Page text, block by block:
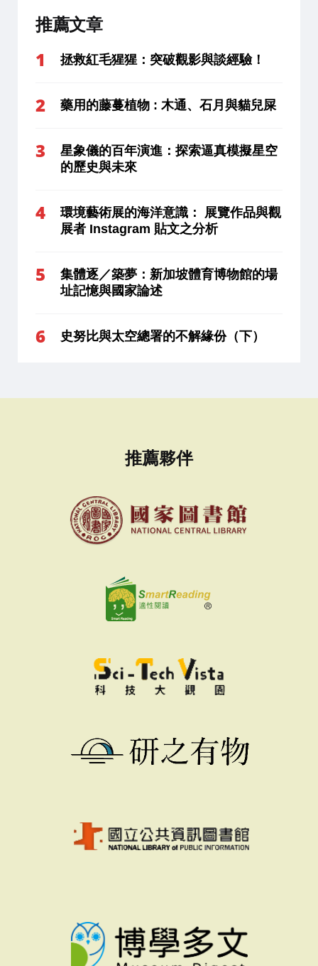
推薦文章
拯救紅毛猩猩：突破觀影與談經驗！
藥用的藤蔓植物 : 木通、石月與貓兒屎
星象儀的百年演進：探索逼真模擬星空
的歷史與未來
環境藝術展的海洋意識： 展覽作品與觀
展者 Instagram 貼文之分析
集體逐／築夢：新加坡體育博物館的場
址記憶與國家論述
史努比與太空總署的不解緣份（下）
推薦夥伴